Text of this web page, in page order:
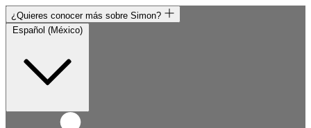
¿Quieres conocer más sobre Simon?